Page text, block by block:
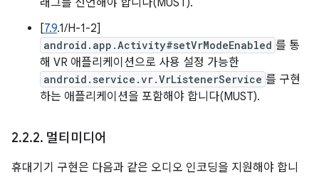
래그를 선언해야 합니다(MUST).
[7.9.1/H-1-2]
android.app.Activity#setVrModeEnabled 를 통
해 VR 애플리케이션으로 사용 설정 가능한
android.service.vr.VrListenerService 를 구현
하는 애플리케이션을 포함해야 합니다(MUST).
2.2.2. 멀티미디어
휴대기기 구현은 다음과 같은 오디오 인코딩을 지원해야 합니